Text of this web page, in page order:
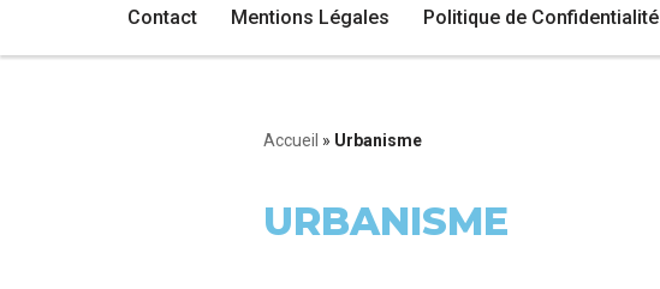
Contact Mentions Légales Politique de Confidentialité
Accueil » Urbanisme
URBANISME